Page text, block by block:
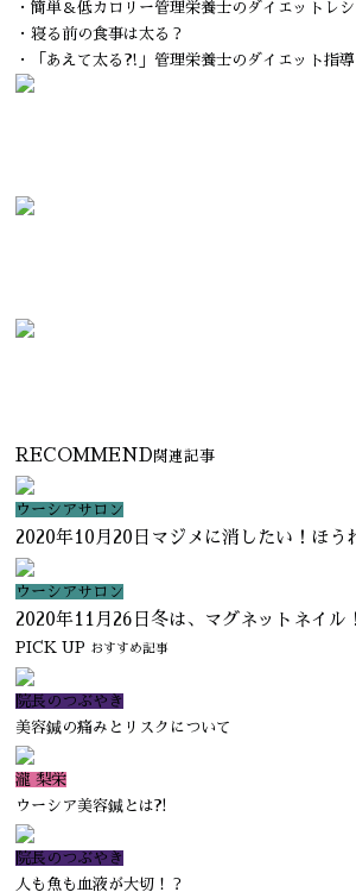
・簡単＆低カロリー管理栄養士のダイエットレ
・寝る前の食事は太る？
・「あえて太る⁈」管理栄養士のダイエット指導
RECOMMEND関連記事
ウーシアサロン
2020年10月20日 マジメに消したい！ほう
ウーシアサロン
2020年11月26日 冬は、マグネットネイル
PICK UP おすすめ記事
院長のつぶやき
美容鍼の痛みとリスクについて
瀧 梨栄
ウーシア美容鍼とは?!
院長のつぶやき
人も魚も血液が大切！？